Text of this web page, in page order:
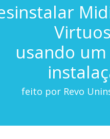
usando
feito por Revo